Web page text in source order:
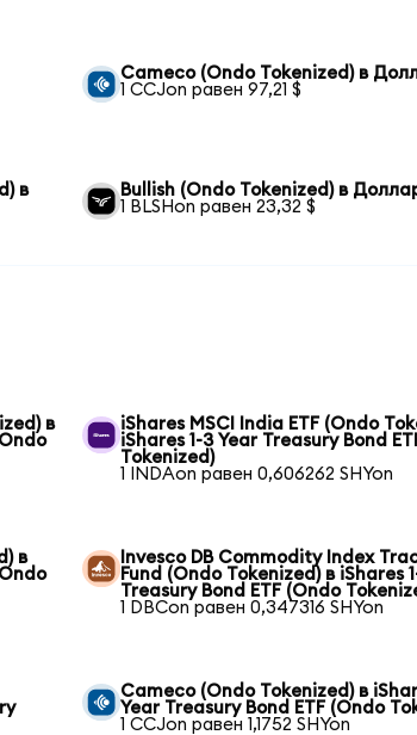
Cameco (Ondo Tokenized) в
1 CCJon равен 97,21 $
в
Bullish (Ondo Tokenized) в
1 BLSHon равен 23,32 $
в
iShares MSCI India ETF (Ondo
iShares 1-3 Year Treasury Bond
Tokenized)
1 INDAon равен 0,606262 SHYon
в
Invesco DB Commodity Index
Fund (Ondo Tokenized) в iShares
Treasury Bond ETF (Ondo
1 DBCon равен 0,347316 SHYon
Cameco (Ondo Tokenized) в
Year Treasury Bond ETF (Ondo
1 CCJon равен 1,1752 SHYon